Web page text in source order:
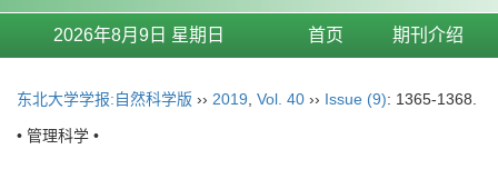
2026年8月9日 星期日 首页 期刊介绍
东北大学学报:自然科学版 ›› 2019 Vol. 40 ›› Issue (9): 1365-1368.
• 管理科学 •